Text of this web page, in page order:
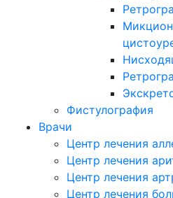
Фистулография
Врачи
Центр лечения
Центр лечения
Центр лечения
Центр лечения